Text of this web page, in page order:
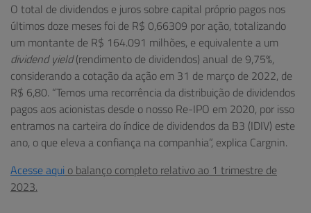
O total de dividendos e juros sobre capital próprio pagos nos
últimos doze meses foi de R$ 0,66309 por ação, totalizando
um montante de R$ 164.091 milhões, e equivalente a um
dividend yield(rendimento de dividendos) anual de 9,75%,
considerando a cotação da ação em 31 de março de 2022, de
R$ 6,80. “Temos uma recorrência da distribuição de dividendos
pagos aos acionistas desde o nosso Re-IPO em 2020, por isso
entramos na carteira do índice de dividendos da B3 (IDIV) este
ano, o que eleva a confiança na companhia”, explica Cargnin.
Acesse aqui o balanço completo relativo ao 1 trimestre de
2023.